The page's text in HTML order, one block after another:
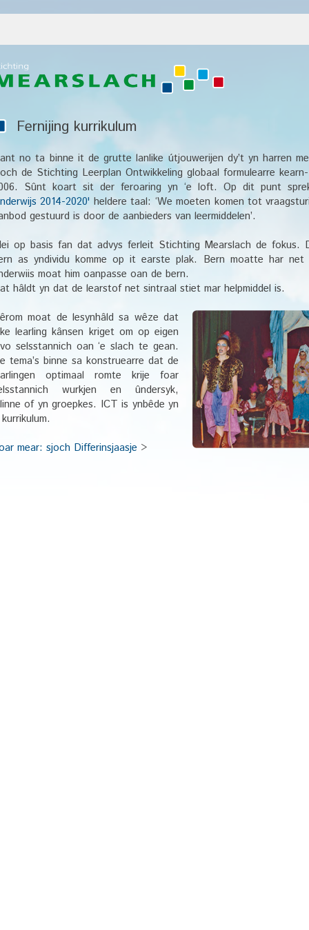
Fernijing kurrikulum
no ta binne it de grutte lanlike útjouwerijen dy’t yn harren
de Stichting Leerplan Ontwikkeling globaal formulearre
Sûnt koart sit der feroaring yn ‘e loft. Op dit punt
2014-2020' heldere taal: ‘We moeten komen tot
gestuurd is door de aanbieders van leermiddelen’.
op basis fan dat advys ferleit Stichting Mearslach de fokus.
as yndividu komme op it earste plak. Bern moatte har
moat him oanpasse oan de bern.
hâldt yn dat de learstof net sintraal stiet mar helpmiddel is.
moat de lesynhâld sa wêze dat
learling kânsen kriget om op eigen
selsstannich oan ‘e slach te gean.
tema’s binne sa konstruearre dat de
optimaal romte krije foar
wurkjen en ûndersyk,
of yn groepkes. ICT is ynbêde yn
mear: sjoch Differinsjaasje >